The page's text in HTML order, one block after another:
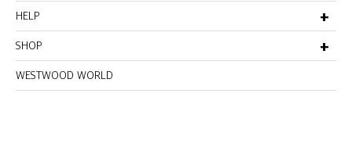
HELP
고객서비스
비회원주문조회
선물포장서비스
반품 및 환불정책
매장찾기
SHOP
멤버십안내
이용약관
이메일무단수집거부
WESTWOOD WORLD